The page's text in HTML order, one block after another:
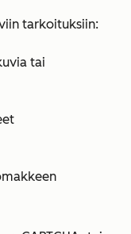
tarkoituksiin:
tai